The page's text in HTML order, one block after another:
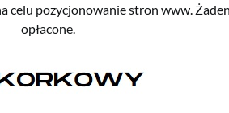
celu pozycjonowanie stron www.
opłacone.